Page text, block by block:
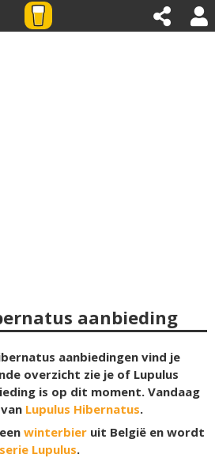
aanbieding
aanbiedingen vind je
overzicht zie je of Lupulus
is op dit moment. Vandaag
Lupulus Hibernatus.
winterbier uit België en wordt
Lupulus.